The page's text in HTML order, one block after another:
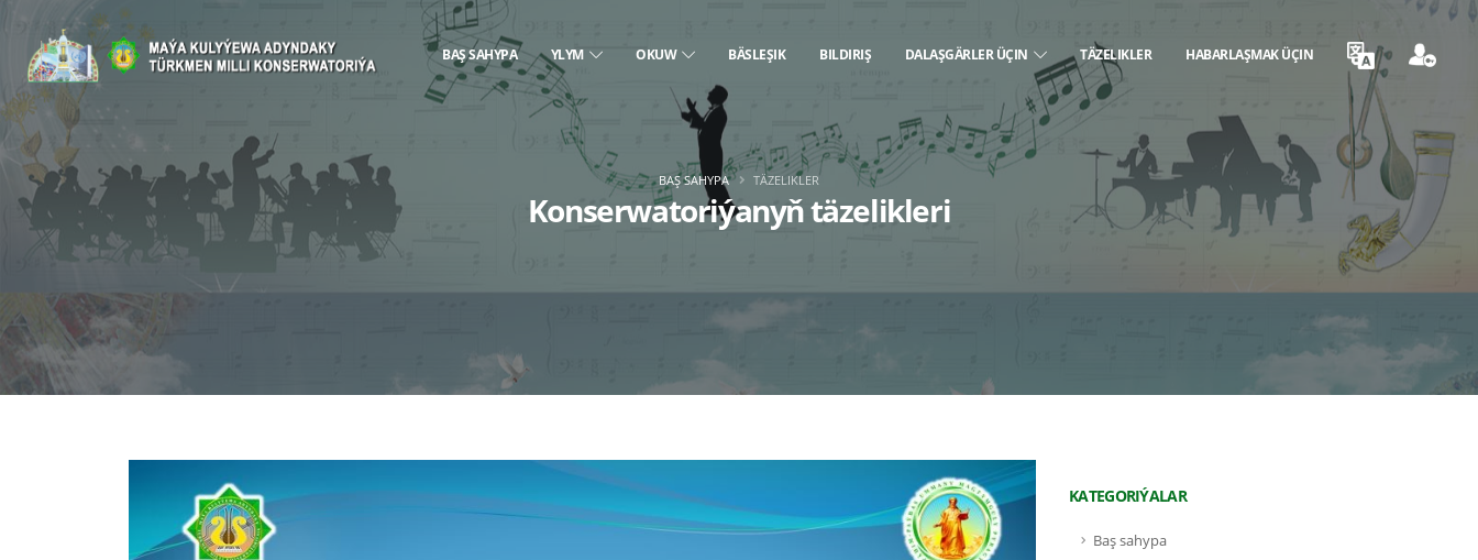
BAŞ SAHYPA YLYM OKUW BÄSLEŞIK BILDIRIŞ DALAŞGÄRLER ÜÇIN TÄZELIKLER HABARLAŞMAK ÜÇIN
Konserwatoriýanyň täzelikleri
BAŞ SAHYPA TÄZELIKLER
KATEGORIÝALAR
Baş sahypa